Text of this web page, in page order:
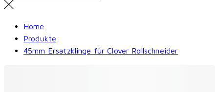
for:
Home
Produkte
45mm Ersatzklinge für Clover Rollschneider